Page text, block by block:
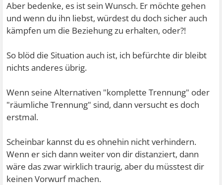
Aber bedenke, es ist sein Wunsch. Er möchte gehen
und wenn du ihn liebst, würdest du doch sicher auch
kämpfen um die Beziehung zu erhalten, oder?!
So blöd die Situation auch ist, ich befürchte dir bleibt
nichts anderes übrig.
Wenn seine Alternativen "komplette Trennung" oder
"räumliche Trennung" sind, dann versucht es doch
erstmal.
Scheinbar kannst du es ohnehin nicht verhindern.
Wenn er sich dann weiter von dir distanziert, dann
wäre das zwar wirklich traurig, aber du müsstest dir
keinen Vorwurf machen.